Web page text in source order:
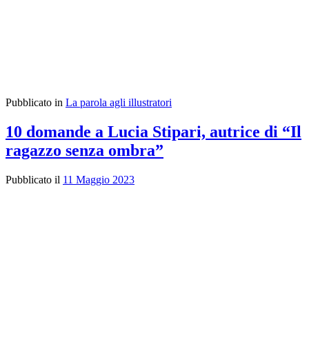
Pubblicato in La parola agli illustratori
10 domande a Lucia Stipari, autrice di “Il
ragazzo senza ombra”
Pubblicato il 11 Maggio 2023